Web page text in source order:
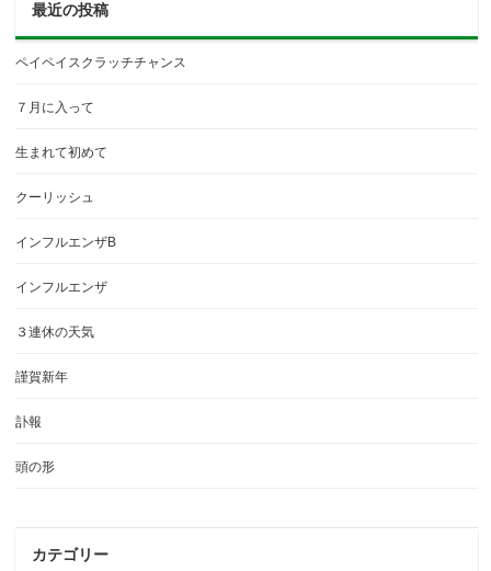
最近の投稿
ペイペイスクラッチチャンス
７月に入って
生まれて初めて
クーリッシュ
インフルエンザB
インフルエンザ
３連休の天気
謹賀新年
訃報
頭の形
カテゴリー